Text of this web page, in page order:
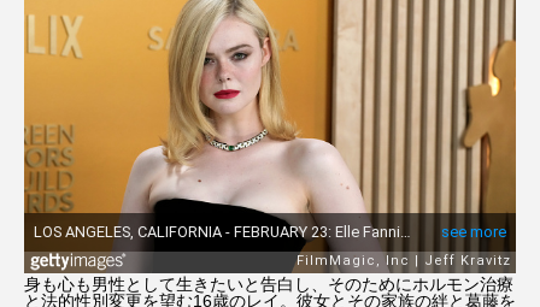
身も心も男性として生きたいと告白し、そのためにホルモン治療
と法的性別変更を望む16歳のレイ。彼女とその家族の絆と葛藤を